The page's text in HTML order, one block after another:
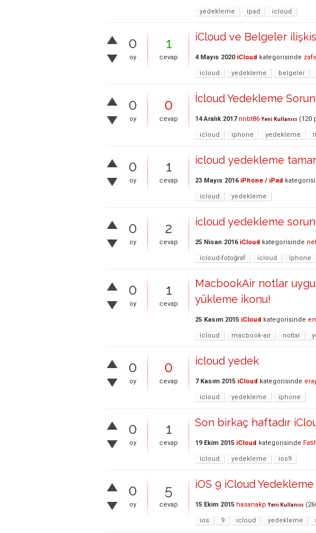
yedekleme ipad icloud
0
oy
1
cevap
iCloud ve Belgeler
4 Mayıs 2020 iCloud kategorisinde
icloud yedekleme belgeler
0
oy
0
cevap
İcloud Yedekleme Sorun
14 Aralık 2017 nnbt86 Yeni Kullanıcı (120
icloud iphone yedekleme
0
oy
1
cevap
icloud yedekleme
23 Mayıs 2016 iPhone / iPad
icloud yedekleme
0
oy
2
cevap
icloud yedekleme
25 Nisan 2016 iCloud kategorisinde
icloud-fotoğraf icloud iphone
0
oy
1
cevap
MacbookAir notlar
yükleme ikonu!
25 Kasım 2015 iCloud kategorisinde
icloud macbook-air notlar
0
oy
0
cevap
icloud yedek
7 Kasım 2015 iCloud kategorisinde
icloud yedekleme iphone
0
oy
1
cevap
Son birkaç haftadır
19 Ekim 2015 iCloud kategorisinde
icloud yedekleme ios9
0
oy
5
cevap
iOS 9 iCloud
15 Ekim 2015 hasanakp Yeni Kullanıcı (
ios 9 icloud yedekleme